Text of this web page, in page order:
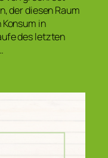
der diesen Raum
in
des letzten